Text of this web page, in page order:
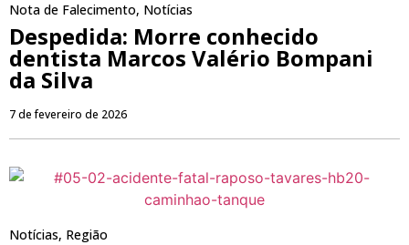
Nota de Falecimento, Notícias
Despedida: Morre conhecido
dentista Marcos Valério Bompani
da Silva
7 de fevereiro de 2026
Notícias, Região